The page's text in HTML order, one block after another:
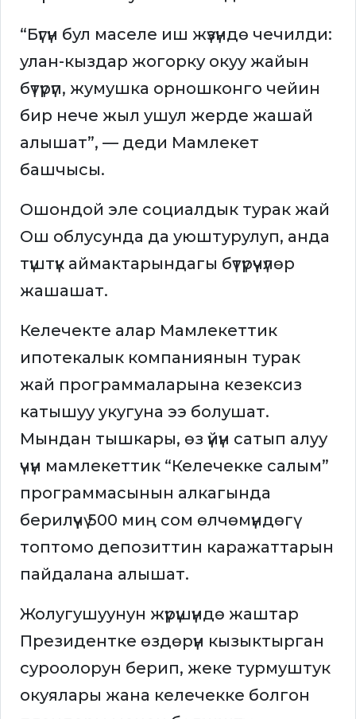
“Бүгүн бул маселе иш жүзүндө чечилди:
улан-кыздар жогорку окуу жайын
бүтүрүп, жумушка орношконго чейин
бир нече жыл ушул жерде жашай
алышат”, — деди Мамлекет
башчысы.
Ошондой эле социалдык турак жай
Ош облусунда да уюштурулуп, анда
түштүк аймактарындагы бүтүрүүчүлөр
жашашат.
Келечекте алар Мамлекеттик
ипотекалык компаниянын турак
жай программаларына кезексиз
катышуу укугуна ээ болушат.
Мындан тышкары, өз үйүн сатып алуу
үчүн мамлекеттик “Келечекке салым”
программасынын алкагында
берилүүчү 500 миң сом өлчөмүндөгү
топтомо депозиттин каражаттарын
пайдалана алышат.
Жолугушуунун жүрүшүндө жаштар
Президентке өздөрүн кызыктырган
суроолорун берип, жеке турмуштук
окуялары жана келечекке болгон